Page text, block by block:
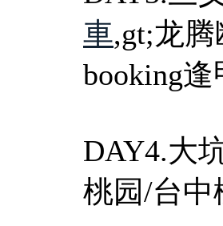
車,gt;龙
booking逢
DAY4.大
桃园/台中